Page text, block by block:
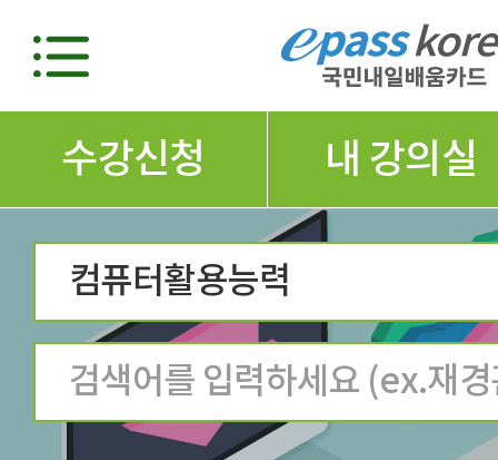
수강신청 내 강의실
컴퓨터활용능력